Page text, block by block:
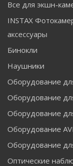
Все для экшн-
INSTAX
аксессуары
Бинокли
Наушники
Оборудование
Оборудование
Оборудование
Оборудование
Оборудование
Оптические